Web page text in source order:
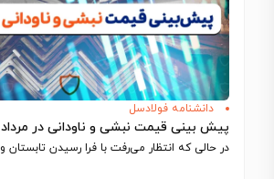
دانشنامه فولادسل
پیش بینی قیمت نبشی و ناودانی در مرداد 1404